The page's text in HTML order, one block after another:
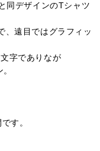
同デザインのTシャツ
、遠目ではグラフィッ
字でありなが
す。